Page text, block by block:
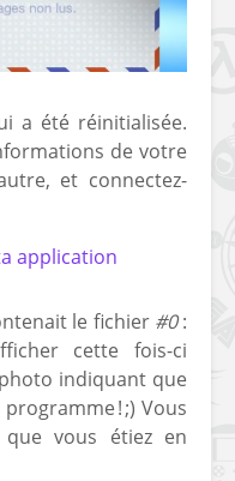
a été réinitialisée.
de votre
et connectez-
le fichier #0:
cette fois-ci
indiquant que
! ;) Vous
vous étiez en